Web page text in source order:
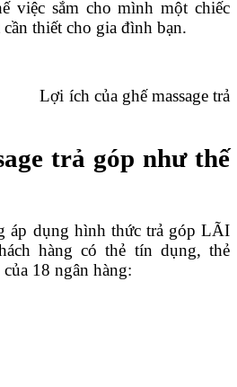
sắm cho mình một chiếc
cần thiết cho gia đình bạn.
massage trả
trả góp như thế
áp dụng hình thức trả góp LÃI
hàng có thẻ tín dụng, thẻ
18 ngân hàng: